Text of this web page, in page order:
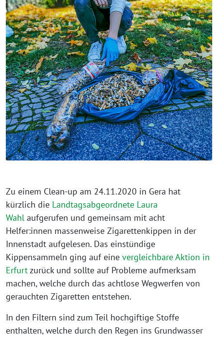
Zu einem Clean-up am 24.11.2020 in Gera hat
kürzlich die Landtagsabgeordnete Laura
Wahl aufgerufen und gemeinsam mit acht
Helfer:innen massenweise Zigarettenkippen in der
Innenstadt aufgelesen. Das einstündige
Kippensammeln ging auf eine vergleichbare Aktion in
Erfurtzurück und sollte auf Probleme aufmerksam
machen, welche durch das achtlose Wegwerfen von
gerauchten Zigaretten entstehen.
In den Filtern sind zum Teil hochgiftige Stoffe
enthalten, welche durch den Regen ins Grundwasser